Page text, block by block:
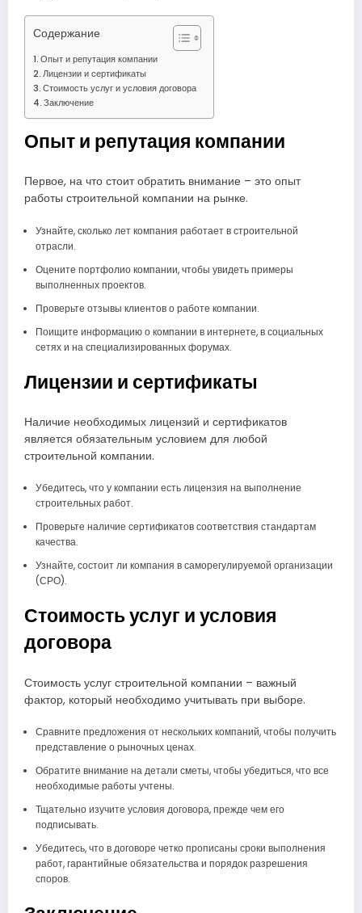
Содержание
Опыт и репутация компании
Лицензии и сертификаты
Стоимость услуг и условия договора
Заключение
Опыт и репутация компании
Первое, на что стоит обратить внимание – это опыт
работы строительной компании на рынке.
Узнайте, сколько лет компания работает в строительной
отрасли.
Оцените портфолио компании, чтобы увидеть примеры
выполненных проектов.
Проверьте отзывы клиентов о работе компании.
Поищите информацию о компании в интернете, в социальных
сетях и на специализированных форумах.
Лицензии и сертификаты
Наличие необходимых лицензий и сертификатов
является обязательным условием для любой
строительной компании.
Убедитесь, что у компании есть лицензия на выполнение
строительных работ.
Проверьте наличие сертификатов соответствия стандартам
качества.
Узнайте, состоит ли компания в саморегулируемой организации
(СРО).
Стоимость услуг и условия
договора
Стоимость услуг строительной компании – важный
фактор, который необходимо учитывать при выборе.
Сравните предложения от нескольких компаний, чтобы получить
представление о рыночных ценах.
Обратите внимание на детали сметы, чтобы убедиться, что все
необходимые работы учтены.
Тщательно изучите условия договора, прежде чем его
подписывать.
Убедитесь, что в договоре четко прописаны сроки выполнения
работ, гарантийные обязательства и порядок разрешения
споров.